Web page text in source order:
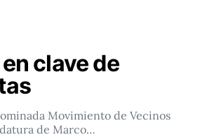
clave de
Movimiento de Vecinos
de Marco…